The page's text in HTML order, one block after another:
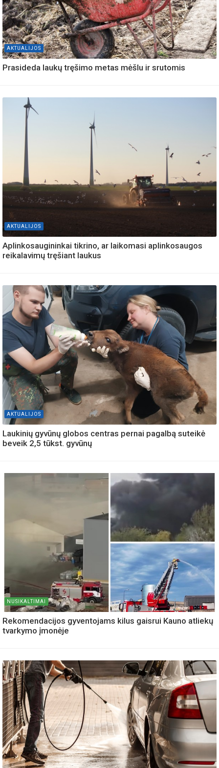
AKTUALIJOS
Prasideda laukų tręšimo metas mėšlu ir srutomis
AKTUALIJOS
Aplinkosaugininkai tikrino, ar laikomasi aplinkosaugos
reikalavimų tręšiant laukus
AKTUALIJOS
Laukinių gyvūnų globos centras pernai pagalbą suteikė
beveik 2,5 tūkst. gyvūnų
NUSIKALTIMAI
Rekomendacijos gyventojams kilus gaisrui Kauno atliekų
tvarkymo įmonėje